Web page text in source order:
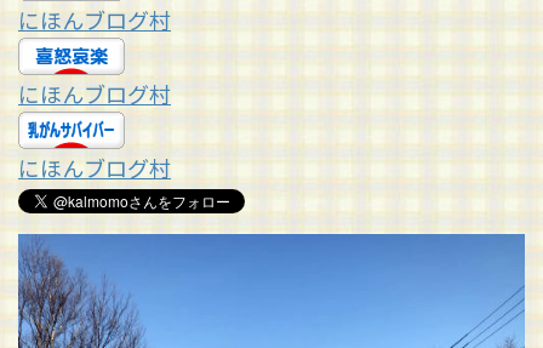
にほんブログ村
にほんブログ村
にほんブログ村